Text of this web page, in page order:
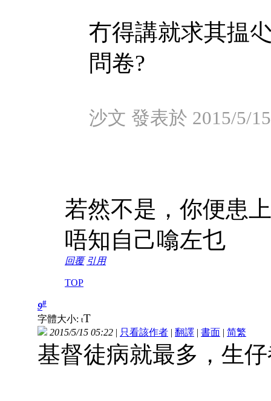
冇得講就求其揾
問卷?
沙文 發表於 2015/5/
若然不是，你便患
唔知自己噏左乜
回覆 引用
TOP
9#
字體大小: tT
2015/5/15 05:22 | 只看該作者 | 翻譯 | 書面 | 简繁
基督徒病就最多，生